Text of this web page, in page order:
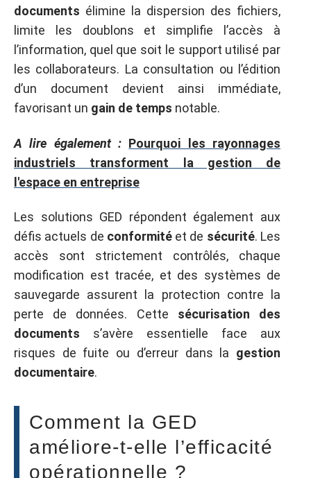
documents élimine la dispersion des fichiers,
limite les doublons et simplifie l’accès à
l’information, quel que soit le support utilisé par
les collaborateurs. La consultation ou l’édition
d’un document devient ainsi immédiate,
favorisant un gain de temps notable.
A lire également : Pourquoi les rayonnages
industriels transforment la gestion de
l'espace en entreprise
Les solutions GED répondent également aux
défis actuels de conformitéet de sécurité. Les
accès sont strictement contrôlés, chaque
modification est tracée, et des systèmes de
sauvegarde assurent la protection contre la
perte de données. Cette sécurisation des
documents s’avère essentielle face aux
risques de fuite ou d’erreur dans la gestion
documentaire.
Comment la GED
améliore-t-elle l’efficacité
opérationnelle ?